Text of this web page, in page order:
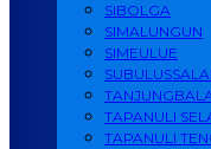
SIBOLGA
SIMALUNGUN
SIMEULUE
TAPANULI
TAPANULI